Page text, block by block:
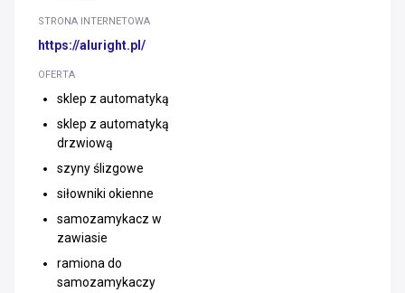
STRONA INTERNETOWA
https://aluright.pl/
OFERTA
sklep z automatyką
sklep z automatyką
drzwiową
szyny ślizgowe
siłowniki okienne
samozamykacz w
zawiasie
ramiona do
samozamykaczy